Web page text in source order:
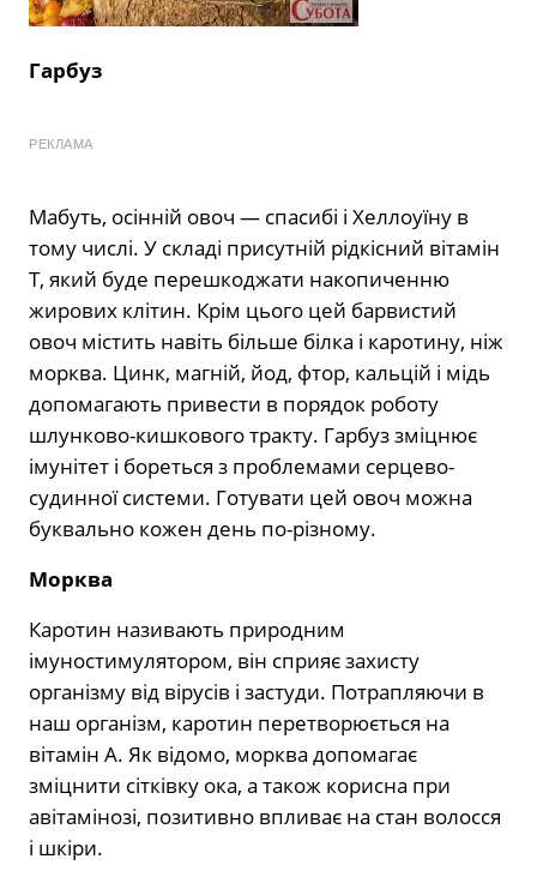
Гарбуз
РЕКЛАМА
Мабуть, осінній овоч — спасибі і Хеллоуїну в
тому числі. У складі присутній рідкісний вітамін
Т, який буде перешкоджати накопиченню
жирових клітин. Крім цього цей барвистий
овоч містить навіть більше білка і каротину, ніж
морква. Цинк, магній, йод, фтор, кальцій і мідь
допомагають привести в порядок роботу
шлунково-кишкового тракту. Гарбуз зміцнює
імунітет і бореться з проблемами серцево-
судинної системи. Готувати цей овоч можна
буквально кожен день по-різному.
Морква
Каротин називають природним
імуностимулятором, він сприяє захисту
організму від вірусів і застуди. Потрапляючи в
наш організм, каротин перетворюється на
вітамін А. Як відомо, морква допомагає
зміцнити сітківку ока, а також корисна при
авітамінозі, позитивно впливає на стан волосся
і шкіри.